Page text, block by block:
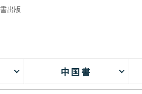
出版
中国書